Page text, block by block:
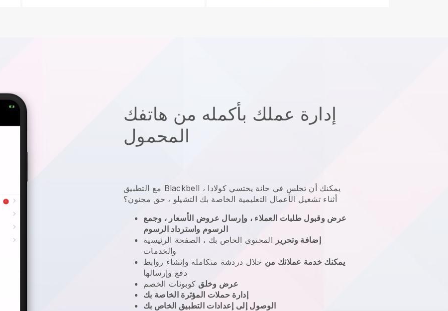
إدارة عملك بأكمله من هاتفك
المحمول
مع التطبيق Blackbell ، يمكنك أن تجلس في حانة يحتسي كولادا
أثناء تشغيل الأعمال التعليمية الخاصة بك التشيلو ، حق مجنون؟
عرض وقبول طلبات العملاء ، وإرسال عروض الأسعار ، وجمع
الرسوم واسترداد الرسوم
إضافة وتحرير المحتوى الخاص بك ، الصفحة الرئيسية
والخدمات
يمكنك خدمة عملائك من خلال دردشة متكاملة وإنشاء روابط
دفع وإرسالها
عرض وخلق كوبونات الخصم
إدارة حملات المؤثرة الخاصة بك
الوصول إلى إعدادات التطبيق الخاص بك